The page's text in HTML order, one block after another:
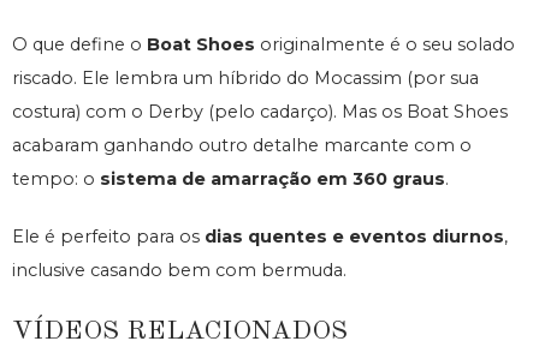
O que define o Boat Shoes originalmente é o seu solado
riscado. Ele lembra um híbrido do Mocassim (por sua
costura) com o Derby (pelo cadarço). Mas os Boat Shoes
acabaram ganhando outro detalhe marcante com o
tempo: o sistema de amarração em 360 graus.
Ele é perfeito para os dias quentes e eventos diurnos,
inclusive casando bem com bermuda.
VÍDEOS RELACIONADOS